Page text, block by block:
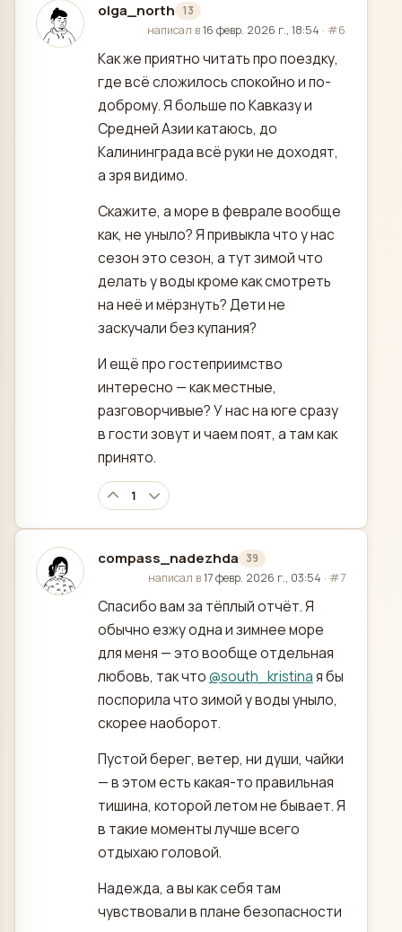
olga_north 13
отредактировано
написал в16 февр. 2026 г., 18:54 · #6
Как же приятно читать про поездку,
где всё сложилось спокойно и по-
доброму. Я больше по Кавказу и
Средней Азии катаюсь, до
Калининграда всё руки не доходят,
а зря видимо.
Скажите, а море в феврале вообще
как, не уныло? Я привыкла что у нас
сезон это сезон, а тут зимой что
делать у воды кроме как смотреть
на неё и мёрзнуть? Дети не
заскучали без купания?
И ещё про гостеприимство
интересно — как местные,
разговорчивые? У нас на юге сразу
в гости зовут и чаем поят, а там как
принято.
1
compass_nadezhda 39
отредактировано
написал в17 февр. 2026 г., 03:54 · #7
Спасибо вам за тёплый отчёт. Я
обычно езжу одна и зимнее море
для меня — это вообще отдельная
любовь, так что@south_kristinaя бы
поспорила что зимой у воды уныло,
скорее наоборот.
Пустой берег, ветер, ни души, чайки
— в этом есть какая-то правильная
тишина, которой летом не бывает. Я
в такие моменты лучше всего
отдыхаю головой.
Надежда, а вы как себя там
чувствовали в плане безопасности